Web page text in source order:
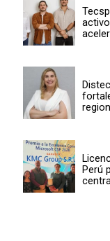
Perú